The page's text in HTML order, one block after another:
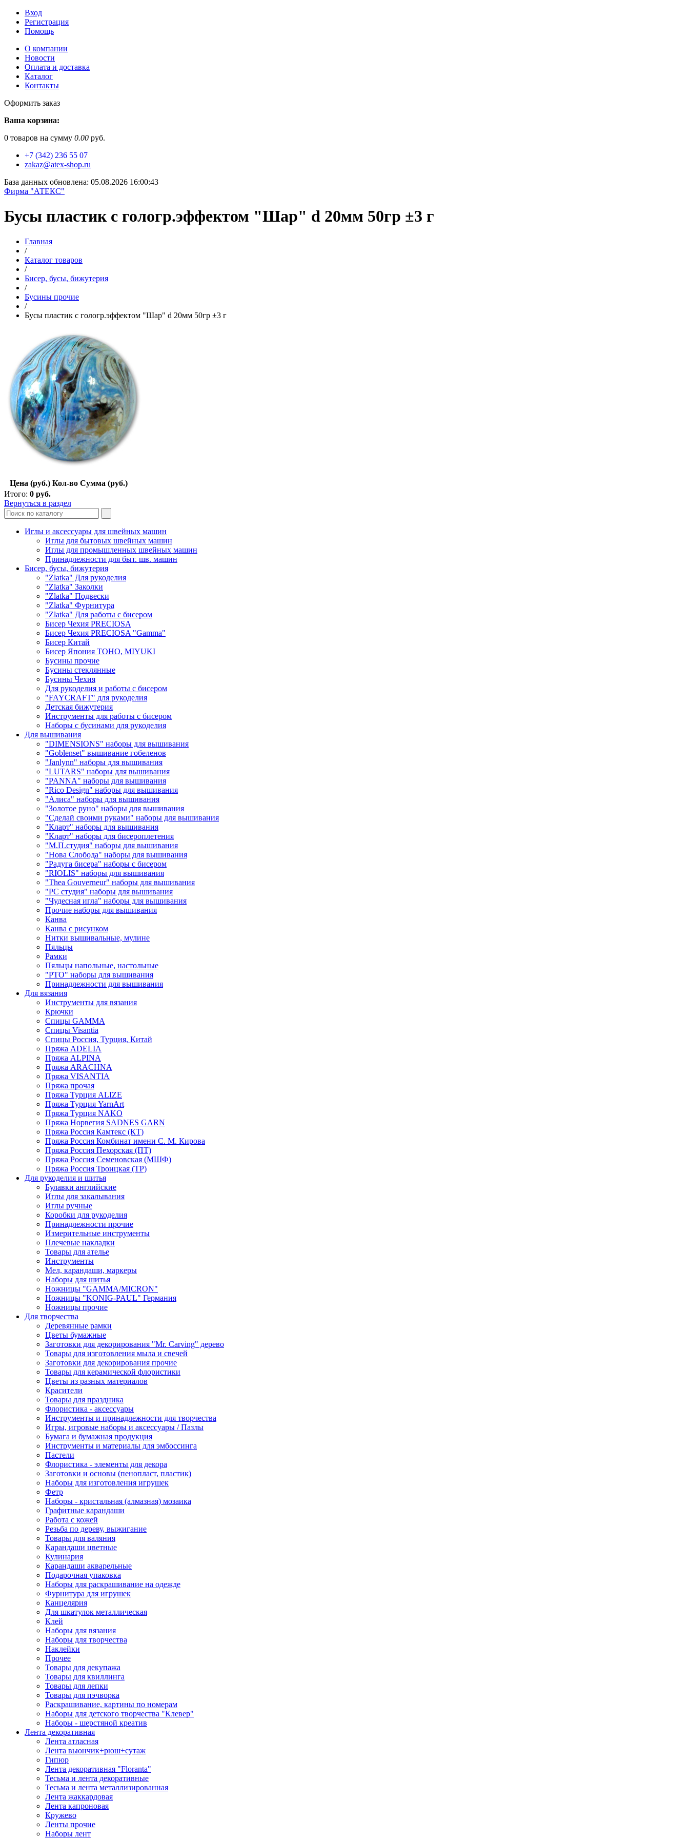
Вход
Регистрация
Помощь
О компании
Новости
Оплата и доставка
Каталог
Контакты
Оформить заказ
Ваша корзина:
0 товаров на сумму 0.00 руб.
+7 (342) 236 55 07
zakaz@atex-shop.ru
База данных обновлена: 05.08.2026 16:00:43
Фирма "АТЕКС"
Бусы пластик с гологр.эффектом "Шар" d 20мм 50гр ±3 г
Главная
/
Каталог товаров
/
Бисер, бусы, бижутерия
/
Бусины прочие
/
Бусы пластик с гологр.эффектом "Шар" d 20мм 50гр ±3 г
Цена (руб.) Кол-во Сумма (руб.)
Итого: 0 руб.
Вернуться в раздел
Иглы и аксессуары для швейных машин
Иглы для бытовых швейных машин
Иглы для промышленных швейных машин
Принадлежности для быт. шв. машин
Бисер, бусы, бижутерия
"Zlatka" Для рукоделия
"Zlatka" Заколки
"Zlatka" Подвески
"Zlatka" Фурнитура
"Zlatka" Для работы с бисером
Бисер Чехия PRECIOSA
Бисер Чехия PRECIOSA "Gamma"
Бисер Китай
Бисер Япония TOHO, MIYUKI
Бусины прочие
Бусины стеклянные
Бусины Чехия
Для рукоделия и работы с бисером
"FAYCRAFT" для рукоделия
Детская бижутерия
Инструменты для работы с бисером
Наборы с бусинами для рукоделия
Для вышивания
"DIMENSIONS" наборы для вышивания
"Goblenset" вышивание гобеленов
"Janlynn" наборы для вышивания
"LUTARS" наборы для вышивания
"PANNA" наборы для вышивания
"Rico Design" наборы для вышивания
"Алиса" наборы для вышивания
"Золотое руно" наборы для вышивания
"Сделай своими руками" наборы для вышивания
"Кларт" наборы для вышивания
"Кларт" наборы для бисероплетения
"М.П.студия" наборы для вышивания
"Нова Слобода" наборы для вышивания
"Радуга бисера" наборы с бисером
"RIOLIS" наборы для вышивания
"Thea Gouverneur" наборы для вышивания
"РС студия" наборы для вышивания
"Чудесная игла" наборы для вышивания
Прочие наборы для вышивания
Канва
Канва с рисунком
Нитки вышивальные, мулине
Пяльцы
Рамки
Пяльцы напольные, настольные
"РТО" наборы для вышивания
Принадлежности для вышивания
Для вязания
Инструменты для вязания
Крючки
Спицы GAMMA
Спицы Visantia
Спицы Россия, Турция, Китай
Пряжа ADELIA
Пряжа ALPINA
Пряжа ARACHNA
Пряжа VISANTIA
Пряжа прочая
Пряжа Турция ALIZE
Пряжа Турция YarnArt
Пряжа Турция NAKO
Пряжа Норвегия SADNES GARN
Пряжа Россия Камтекс (КТ)
Пряжа Россия Комбинат имени С. М. Кирова
Пряжа Россия Пехорская (ПТ)
Пряжа Россия Семеновская (МШФ)
Пряжа Россия Троицкая (ТР)
Для рукоделия и шитья
Булавки английские
Иглы для закалывания
Иглы ручные
Коробки для рукоделия
Принадлежности прочие
Измерительные инструменты
Плечевые накладки
Товары для ателье
Инструменты
Мел, карандаши, маркеры
Наборы для шитья
Ножницы "GAMMA/MICRON"
Ножницы "KONIG-PAUL" Германия
Ножницы прочие
Для творчества
Деревянные рамки
Цветы бумажные
Заготовки для декорирования "Mr. Carving" дерево
Товары для изготовления мыла и свечей
Заготовки для декорирования прочие
Товары для керамической флористики
Цветы из разных материалов
Красители
Товары для праздника
Флористика - аксессуары
Инструменты и принадлежности для творчества
Игры, игровые наборы и аксессуары / Пазлы
Бумага и бумажная продукция
Инструменты и материалы для эмбоссинга
Пастели
Флористика - элементы для декора
Заготовки и основы (пенопласт, пластик)
Наборы для изготовления игрушек
Фетр
Наборы - кристальная (алмазная) мозаика
Графитные карандаши
Работа с кожей
Резьба по дереву, выжигание
Товары для валяния
Карандаши цветные
Кулинария
Карандаши акварельные
Подарочная упаковка
Наборы для раскрашивание на одежде
Фурнитура для игрушек
Канцелярия
Для шкатулок металлическая
Клей
Наборы для вязания
Наборы для творчества
Наклейки
Прочее
Товары для декупажа
Товары для квиллинга
Товары для лепки
Товары для пэчворка
Раскрашивание, картины по номерам
Наборы для детского творчества "Клевер"
Наборы - шерстяной креатив
Лента декоративная
Лента атласная
Лента вьюнчик+рюш+сутаж
Гипюр
Лента декоративная "Floranta"
Тесьма и лента декоративные
Тесьма и лента металлизированная
Лента жаккардовая
Лента капроновая
Кружево
Ленты прочие
Наборы лент